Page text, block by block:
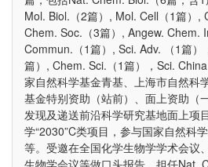
Mol. Biol.（2篇）, Mol. Cell（1篇）,
Chem. Soc.（3篇）, Angew. Chem.
Commun.（1篇）, Sci. Adv. （1篇）
篇）, Chem. Sci.（1篇），Sci.
家自然科学基金青基、上海市自然科
基金特别资助（站前）、面上资助（
发现及递送前沿科学研究基地面上项
学“2030”C类项目，参与国家自然科
等。受邀在全国化学生物学学术会议
生物学会议等做口头报告，担任Nat.